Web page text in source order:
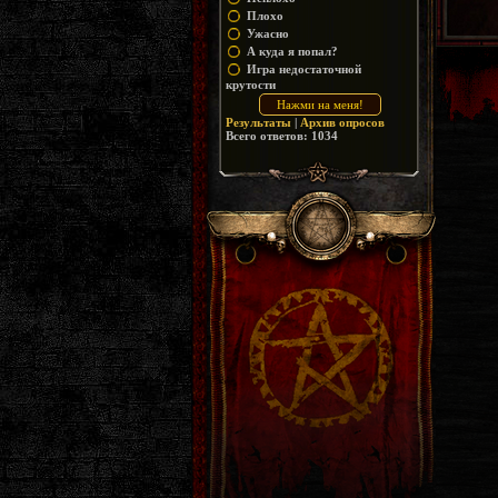
Плохо
Ужасно
А куда я попал?
Игра недостаточной
крутости
Результаты | Архив опросов
Всего ответов: 1034